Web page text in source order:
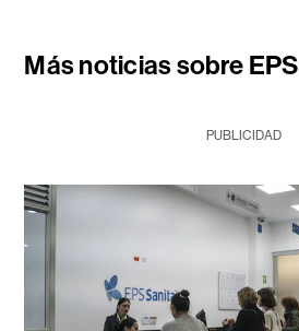
Más noticias sobre EPS
PUBLICIDAD